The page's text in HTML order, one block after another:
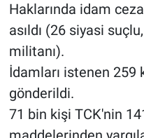
Haklarında idam
asıldı (26 siyasi
militanı).
İdamları istenen 259
gönderildi.
71 bin kişi TCK'nin